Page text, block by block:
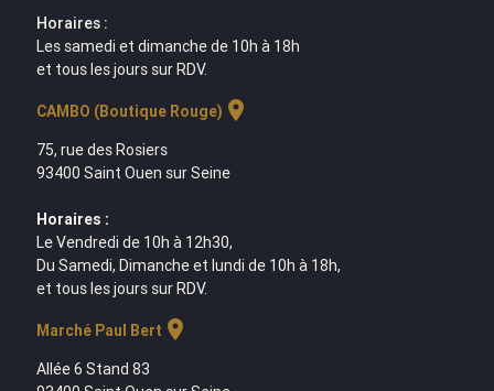
Horaires :
Les samedi et dimanche de 10h à 18h
et tous les jours sur RDV.
CAMBO (Boutique Rouge) location_on
75, rue des Rosiers
93400 Saint Ouen sur Seine
Horaires :
Le Vendredi de 10h à 12h30,
Du Samedi, Dimanche et lundi de 10h à 18h,
et tous les jours sur RDV.
Marché Paul Bert location_on
Allée 6 Stand 83